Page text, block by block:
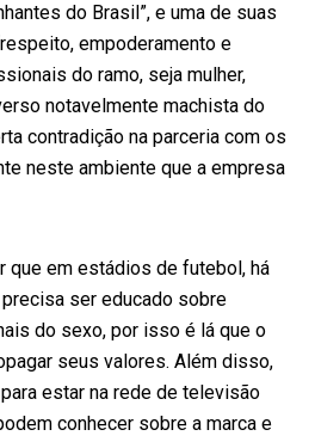
do Brasil”, e uma de suas
empoderamento e
do ramo, seja mulher,
notavelmente machista do
contradição na parceria com os
neste ambiente que a empresa
que em estádios de futebol, há
ser educado sobre
do sexo, por isso é lá que o
seus valores. Além disso,
estar na rede de televisão
conhecer sobre a marca e